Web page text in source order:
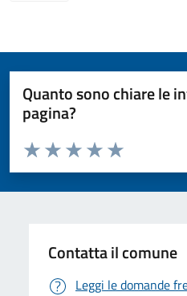
Quanto sono chiare le
pagina?
Valuta da 1 a 5 stelle la pagina
Valuta 5 stelle
Valuta 4 stelle su 5
Valuta 3 stelle su 5
Valuta 2 stelle su 5
Valuta 1 stelle su 5
Contatta il comune
Leggi le domande